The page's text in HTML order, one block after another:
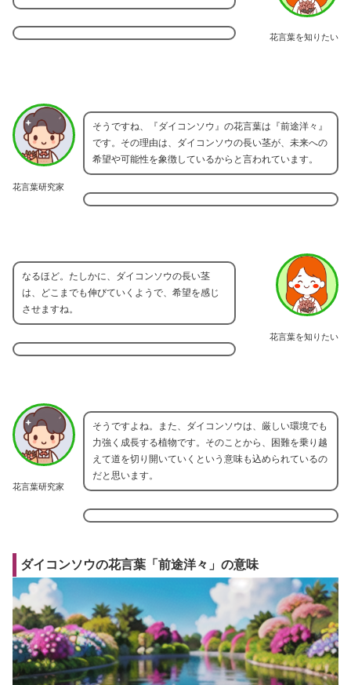
花言葉を知りたい
花言葉研究家
そうですね、『ダイコンソウ』の花言葉は『前途洋々』
です。その理由は、ダイコンソウの長い茎が、未来への
希望や可能性を象徴しているからと言われています。
花言葉を知りたい
なるほど。たしかに、ダイコンソウの長い茎
は、どこまでも伸びていくようで、希望を感じ
させますね。
花言葉研究家
そうですよね。また、ダイコンソウは、厳しい環境でも
力強く成長する植物です。そのことから、困難を乗り越
えて道を切り開いていくという意味も込められているの
だと思います。
ダイコンソウの花言葉「前途洋々」の意味